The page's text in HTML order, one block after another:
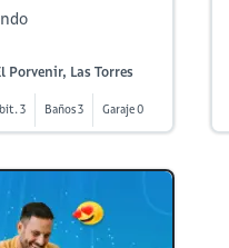
Porvenir, Las Torres
3 Baños 3 Garaje 0